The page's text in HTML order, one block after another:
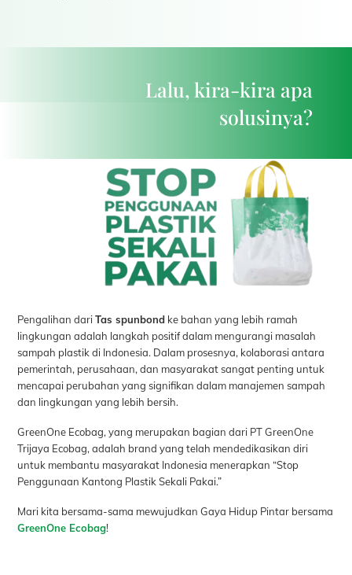
Lalu, kira-kira apa
solusinya?
Pengalihan dariTas spunbond ke bahan yang lebih ramah
lingkungan adalah langkah positif dalam mengurangi masalah
sampah plastik di Indonesia. Dalam prosesnya, kolaborasi antara
pemerintah, perusahaan, dan masyarakat sangat penting untuk
mencapai perubahan yang signifikan dalam manajemen sampah
dan lingkungan yang lebih bersih.
GreenOne Ecobag, yang merupakan bagian dari PT GreenOne
Trijaya Ecobag, adalah brand yang telah mendedikasikan diri
untuk membantu masyarakat Indonesia menerapkan “Stop
Penggunaan Kantong Plastik Sekali Pakai.”
Mari kita bersama-sama mewujudkan Gaya Hidup Pintar bersama
GreenOne Ecobag!